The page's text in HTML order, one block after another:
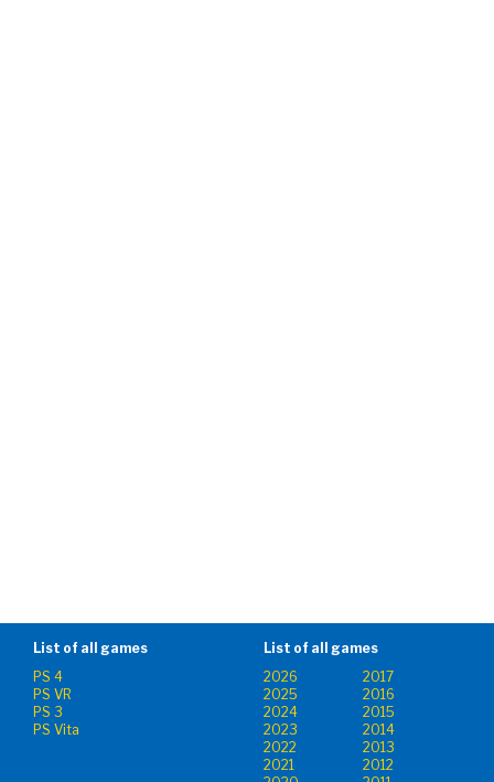
List of all games
PS 4
PS VR
PS 3
PS Vita
List of all games
2026
2017
2025
2016
2024
2015
2023
2014
2022
2013
2021
2012